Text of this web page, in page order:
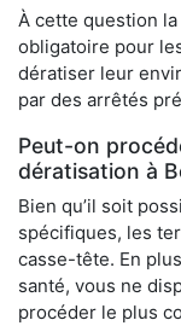
À cette question
obligatoire pour
dératiser leur
par des arrêtés
Peut-on
dératisation à
Bien qu’il soit
spécifiques, les
casse-tête. En
santé, vous ne
procéder le plus